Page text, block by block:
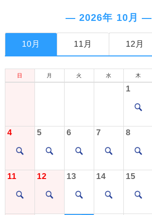
― 2026年 10月 ―
10月 11月 12月
日 月 火 水 木
1
4 5 6 7 8
11 12 13 14 15